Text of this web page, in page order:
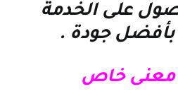
على الخدمة
بأفضل جودة .
معنى خاص